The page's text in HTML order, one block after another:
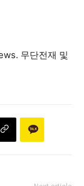
무단전재 및